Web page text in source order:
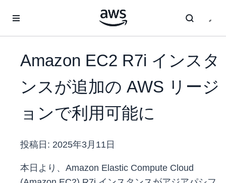
Amazon EC2 R7i インスタ
ンスが追加の AWS リージ
ョンで利用可能に
投稿日: 2025年3月11日
本日より、Amazon Elastic Compute Cloud